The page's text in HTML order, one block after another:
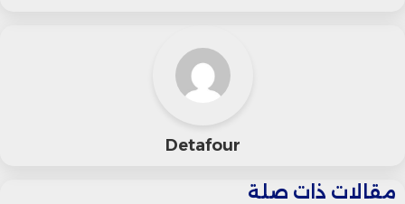
الإجراءات التقنية والإدارية المرتبطة بصرف
التمويل خلال المرحلة المقبلة.
ووفق المعطيات المتوفرة، تم تحديد مدة
القرض في خمس سنوات، مع الاستفادة من
Detafour
مقالات ذات صلة